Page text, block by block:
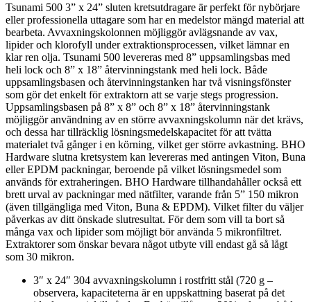
Tsunami 500 3” x 24” sluten kretsutdragare är perfekt för nybörjare
eller professionella uttagare som har en medelstor mängd material att
bearbeta. Avvaxningskolonnen möjliggör avlägsnande av vax,
lipider och klorofyll under extraktionsprocessen, vilket lämnar en
klar ren olja. Tsunami 500 levereras med 8” uppsamlingsbas med
heli lock och 8” x 18” återvinningstank med heli lock. Både
uppsamlingsbasen och återvinningstanken har två visningsfönster
som gör det enkelt för extraktorn att se varje stegs progression.
Uppsamlingsbasen på 8” x 8” och 8” x 18” återvinningstank
möjliggör användning av en större avvaxningskolumn när det krävs,
och dessa har tillräcklig lösningsmedelskapacitet för att tvätta
materialet två gånger i en körning, vilket ger större avkastning. BHO
Hardware slutna kretsystem kan levereras med antingen Viton, Buna
eller EPDM packningar, beroende på vilket lösningsmedel som
används för extraheringen. BHO Hardware tillhandahåller också ett
brett urval av packningar med nätfilter, varande från 5” 150 mikron
(även tillgängliga med Viton, Buna & EPDM). Vilket filter du väljer
påverkas av ditt önskade slutresultat. För dem som vill ta bort så
många vax och lipider som möjligt bör använda 5 mikronfiltret.
Extraktorer som önskar bevara något utbyte vill endast gå så lågt
som 30 mikron.
3″ x 24″ 304 avvaxningskolumn i rostfritt stål (720 g –
observera, kapaciteterna är en uppskattning baserat på det